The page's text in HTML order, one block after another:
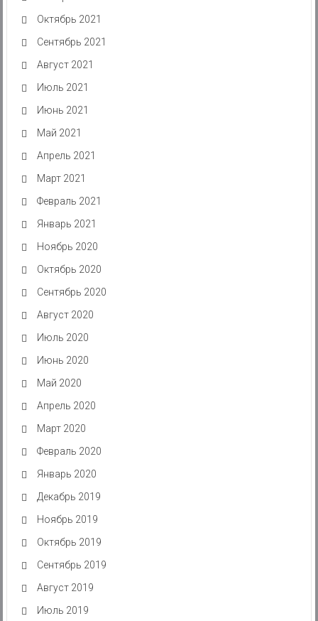
Октябрь 2021
Сентябрь 2021
Август 2021
Июль 2021
Июнь 2021
Май 2021
Апрель 2021
Март 2021
Февраль 2021
Январь 2021
Ноябрь 2020
Октябрь 2020
Сентябрь 2020
Август 2020
Июль 2020
Июнь 2020
Май 2020
Апрель 2020
Март 2020
Февраль 2020
Январь 2020
Декабрь 2019
Ноябрь 2019
Октябрь 2019
Сентябрь 2019
Август 2019
Июль 2019